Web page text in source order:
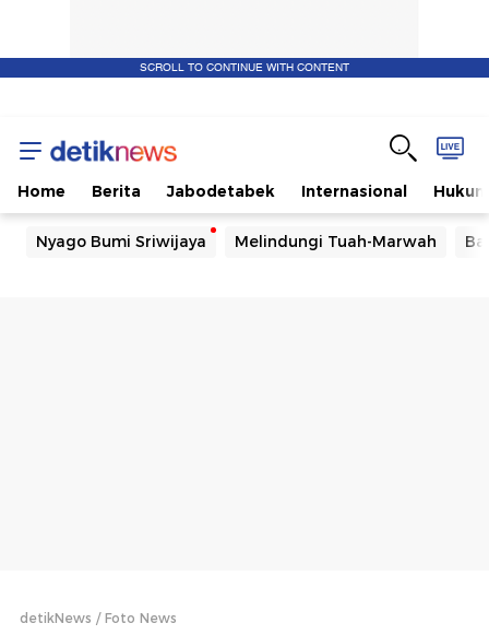
SCROLL TO CONTINUE WITH CONTENT
Home Berita Jabodetabek Internasional Hukum
Nyago Bumi Sriwijaya Melindungi Tuah-Marwah
detikNews Foto News